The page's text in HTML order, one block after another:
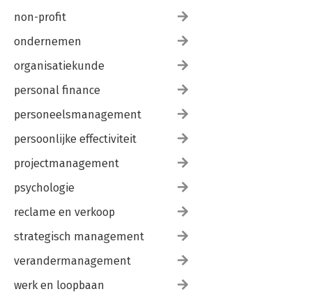
non-profit
ondernemen
organisatiekunde
personal finance
personeelsmanagement
persoonlijke effectiviteit
projectmanagement
psychologie
reclame en verkoop
strategisch management
verandermanagement
werk en loopbaan